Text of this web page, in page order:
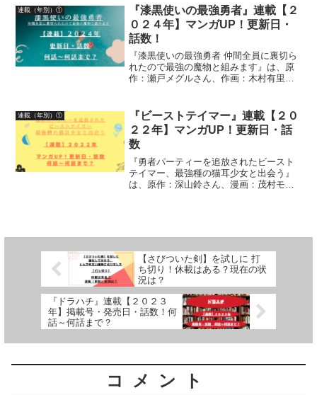
ん、キャラクター原案：ユウヒさんによ
る作品です。漫画の連載状...
連載（年別）①
『漆黒使いの最強勇者』連載【２
０２４年】マンガUP！更新日・
話数！
『漆黒使いの最強勇者 仲間全員に裏切ら
れたので最強の魔物と組みます』は、原
作：瀬戸メグルさん、作画：木村有里さ
４年】マンガUP！更新日、話数につい
て、詳しく紹介していま...
連載（年別）①
『ビーストテイマー』連載【２０
２２年】マンガUP！更新日・話
数
『勇者パーティーを追放されたビースト
テイマー、最強種の猫耳少女と出会う』
は、原作：深山鈴さん、漫画：茂村モト
【さびついた剣】を試しに 打
ち切り！休載はある？現在の状
況は？
『ドラハチ』連載【２０２３
年】掲載号・発売日・話数！何
話～何話まで？
コメント